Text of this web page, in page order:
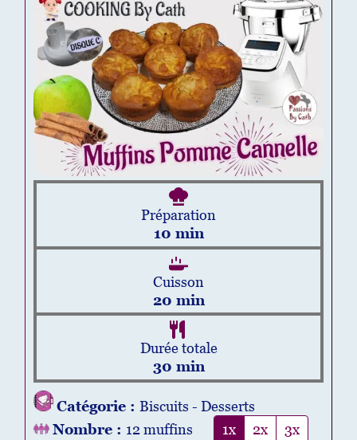
Préparation
10 min
Cuisson
20 min
Durée totale
30 min
Catégorie :Biscuits - Desserts
Nombre : 12 muffins 1x 2x 3x